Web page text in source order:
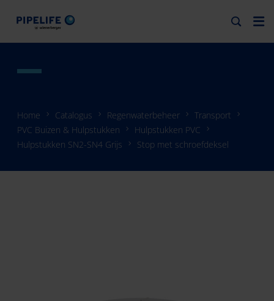
Home Catalogus Regenwaterbeheer
Transport
PVC Buizen & Hulpstukken
Hulpstukken PVC
Hulpstukken SN2-SN4 Grijs
Stop met schroefdeksel